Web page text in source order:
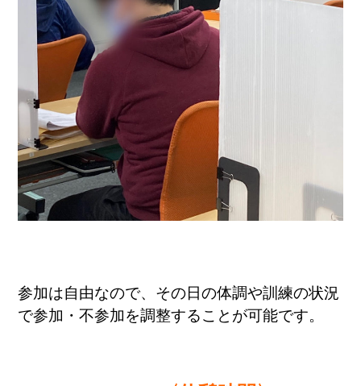
参加は自由なので、その日の体調や訓練の状況
で参加・不参加を調整することが可能です。